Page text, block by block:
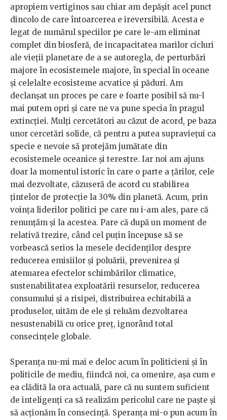
apropiem vertiginos sau chiar am depășit acel punct
dincolo de care întoarcerea e ireversibilă. Acesta e
legat de numărul speciilor pe care le-am eliminat
complet din biosferă, de incapacitatea marilor cicluri
ale vieții planetare de a se autoregla, de perturbări
majore în ecosistemele majore, în special în oceane
și celelalte ecosisteme acvatice și păduri. Am
declanșat un proces pe care e foarte posibil să nu-l
mai putem opri și care ne va pune specia în pragul
extincției. Mulți cercetători au căzut de acord, pe baza
unor cercetări solide, că pentru a putea supraviețui ca
specie e nevoie să protejăm jumătate din
ecosistemele oceanice și terestre. Iar noi am ajuns
doar la momentul istoric în care o parte a țărilor, cele
mai dezvoltate, căzuseră de acord cu stabilirea
țintelor de protecție la 30% din planetă. Acum, prin
voința liderilor politici pe care nu i-am ales, pare că
renunțăm și la acestea. Pare că după un moment de
relativă trezire, când cel puțin începuse să se
vorbească serios la mesele decidenților despre
reducerea emisiilor și poluării, prevenirea și
atenuarea efectelor schimbărilor climatice,
sustenabilitatea exploatării resurselor, reducerea
consumului și a risipei, distribuirea echitabilă a
produselor, uităm de ele și reluăm dezvoltarea
nesustenabilă cu orice preț, ignorând total
consecințele globale.
Speranța nu-mi mai e deloc acum în politicieni și în
politicile de mediu, fiindcă noi, ca omenire, așa cum e
ea clădită la ora actuală, pare că nu suntem suficient
de inteligenți ca să realizăm pericolul care ne paște și
să acționăm în consecință. Speranța mi-o pun acum în